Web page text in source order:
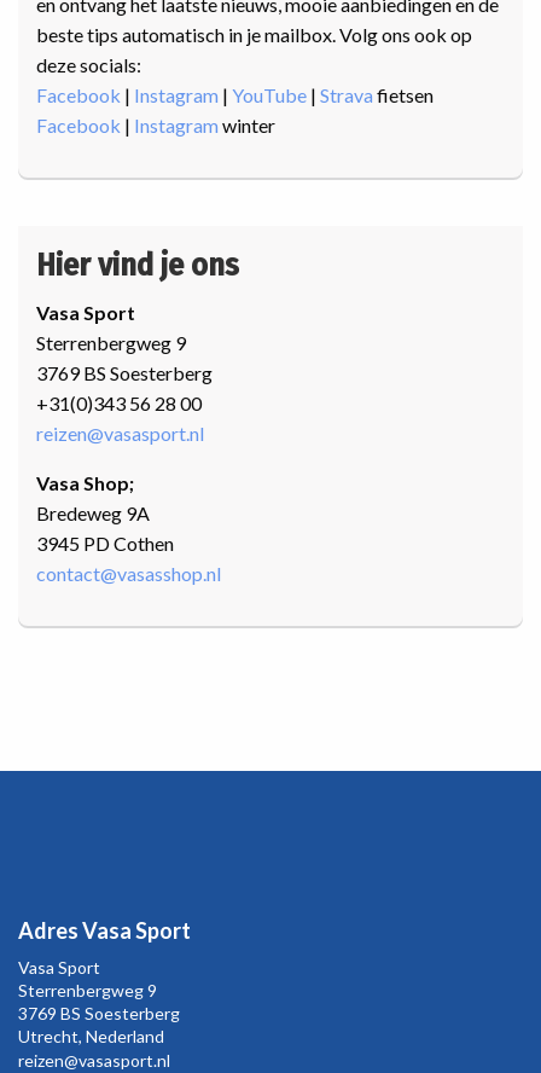
beste tips automatisch in je mailbox. Volg ons ook op
deze socials:
Facebook | Instagram | YouTube | Strava fietsen
Facebook | Instagram winter
Hier vind je ons
Vasa Sport
Sterrenbergweg 9
3769 BS Soesterberg
+31(0)343 56 28 00
reizen@vasasport.nl
Vasa Shop;
Bredeweg 9A
3945 PD Cothen
contact@vasasshop.nl
Adres Vasa Sport
Vasa Sport
Sterrenbergweg9
3769 BS Soesterberg
Utrecht, Nederland
reizen@vasasport.nl